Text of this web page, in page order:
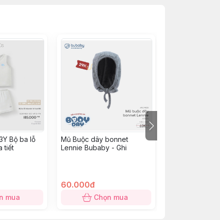
Bộ ba lỗ
tiết
mua
Mũ Buộc dây bonnet
Lennie Bubaby - Ghi
60.000đ
Chọn mua